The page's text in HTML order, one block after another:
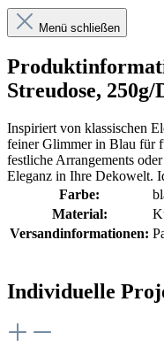
Menü schließen
Streudose,
Inspiriert von klassischen
feiner Glimmer in Blau für
festliche Arrangements
Eleganz in Ihre Dekowelt.
Farbe:
Material:
Versandinformationen:
Individuelle